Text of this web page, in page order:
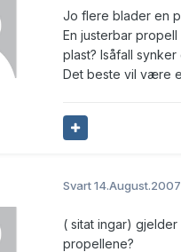
Jo flere blader en
En justerbar
plast? Isåfall
Det beste vil være
Svart14.August.2007
( sitat ingar)
propellene?